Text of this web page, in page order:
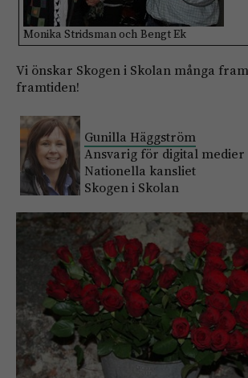
Monika Stridsman och Bengt Ek
Vi önskar Skogen i Skolan många
framtiden!
Gunilla Häggström
Ansvarig för digital medier
Nationella kansliet
Skogen i Skolan